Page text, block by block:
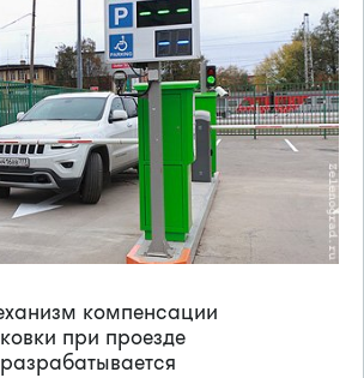
компенсации
при проезде